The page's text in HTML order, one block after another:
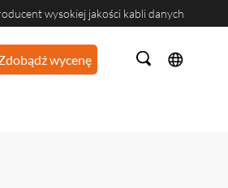
wysokiej jakości kabli danych
wycenę